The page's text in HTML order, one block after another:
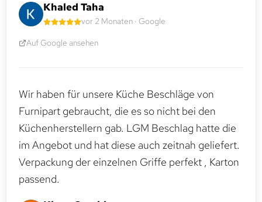
Khaled Taha
vor 2 Monaten · Google
Auf Google ansehen
Wir haben für unsere Küche Beschläge von
Furnipart gebraucht, die es so nicht bei den
Küchenherstellern gab. LGM Beschlag hatte die
im Angebot und hat diese auch zeitnah geliefert.
Verpackung der einzelnen Griffe perfekt , Karton
passend.